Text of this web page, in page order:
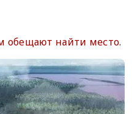
обещают найти место.